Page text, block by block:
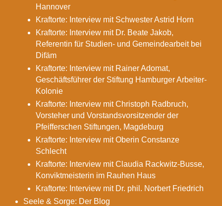
Hannover
Kraftorte: Interview mit Schwester Astrid Horn
Kraftorte: Interview mit Dr. Beate Jakob,
Referentin für Studien- und Gemeindearbeit bei
Difäm
Kraftorte: Interview mit Rainer Adomat,
Geschäftsführer der Stiftung Hamburger Arbeiter-
Kolonie
Kraftorte: Interview mit Christoph Radbruch,
Vorsteher und Vorstandsvorsitzender der
Pfeifferschen Stiftungen, Magdeburg
Kraftorte: Interview mit Oberin Constanze
Schlecht
Kraftorte: Interview mit Claudia Rackwitz-Busse,
Konviktmeisterin im Rauhen Haus
Kraftorte: Interview mit Dr. phil. Norbert Friedrich
Seele & Sorge: Der Blog